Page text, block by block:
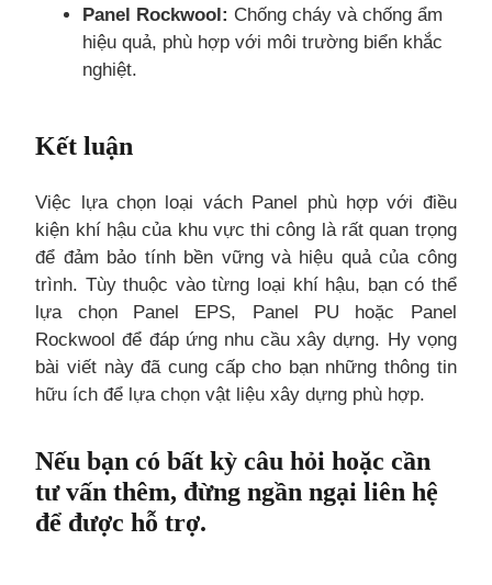
Panel Rockwool: Chống cháy và chống ẩm
hiệu quả, phù hợp với môi trường biển khắc
nghiệt.
Kết luận
Việc lựa chọn loại vách Panel phù hợp với điều
kiện khí hậu của khu vực thi công là rất quan trọng
để đảm bảo tính bền vững và hiệu quả của công
trình. Tùy thuộc vào từng loại khí hậu, bạn có thể
lựa chọn Panel EPS, Panel PU hoặc Panel
Rockwool để đáp ứng nhu cầu xây dựng. Hy vọng
bài viết này đã cung cấp cho bạn những thông tin
hữu ích để lựa chọn vật liệu xây dựng phù hợp.
Nếu bạn có bất kỳ câu hỏi hoặc cần
tư vấn thêm, đừng ngần ngại liên hệ
để được hỗ trợ.